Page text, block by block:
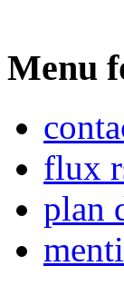
Menu
flux
plan